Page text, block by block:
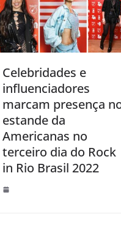
Celebridades e
influenciadores
marcam presença
estande da
Americanas no
terceiro dia do Rock
in Rio Brasil 2022